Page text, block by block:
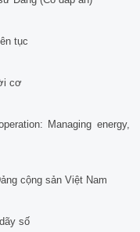
tục
cơ
Managing energy,
cộng sản Việt Nam
số